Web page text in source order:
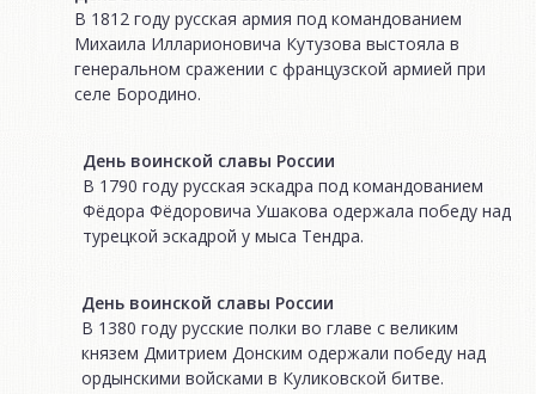
В 1812 году русская армия под командованием
Михаила Илларионовича Кутузова выстояла в
генеральном сражении с французской армией при
селе Бородино.
День воинской славы России
В 1790 году русская эскадра под командованием
Фёдора Фёдоровича Ушакова одержала победу над
турецкой эскадрой у мыса Тендра.
День воинской славы России
В 1380 году русские полки во главе с великим
князем Дмитрием Донским одержали победу над
ордынскими войсками в Куликовской битве.